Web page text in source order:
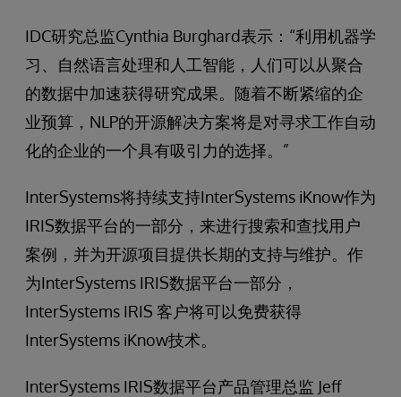
IDC研究总监Cynthia Burghard表示：“利用机器学
习、自然语言处理和人工智能，人们可以从聚合
的数据中加速获得研究成果。随着不断紧缩的企
业预算，NLP的开源解决方案将是对寻求工作自动
化的企业的一个具有吸引力的选择。”
InterSystems将持续支持InterSystems iKnow作为
IRIS数据平台的一部分，来进行搜索和查找用户
案例，并为开源项目提供长期的支持与维护。作
为InterSystems IRIS数据平台一部分，
InterSystems IRIS 客户将可以免费获得
InterSystems iKnow技术。
InterSystems IRIS数据平台产品管理总监 Jeff